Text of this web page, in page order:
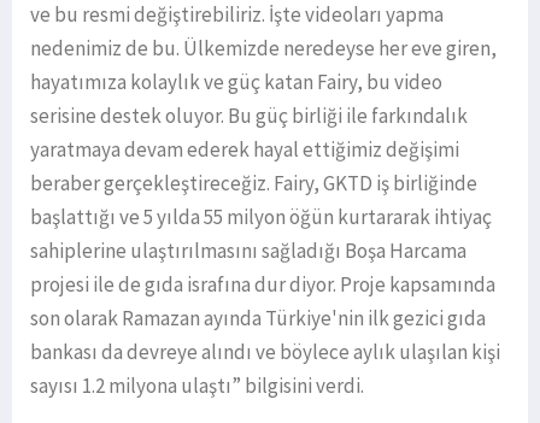
ve bu resmi değiştirebiliriz. İşte videoları yapma
nedenimiz de bu. Ülkemizde neredeyse her eve giren,
hayatımıza kolaylık ve güç katan Fairy, bu video
serisine destek oluyor. Bu güç birliği ile farkındalık
yaratmaya devam ederek hayal ettiğimiz değişimi
beraber gerçekleştireceğiz. Fairy, GKTD iş birliğinde
başlattığı ve 5 yılda 55 milyon öğün kurtararak ihtiyaç
sahiplerine ulaştırılmasını sağladığı Boşa Harcama
projesi ile de gıda israfına dur diyor. Proje kapsamında
son olarak Ramazan ayında Türkiye'nin ilk gezici gıda
bankası da devreye alındı ve böylece aylık ulaşılan kişi
sayısı 1.2 milyona ulaştı” bilgisini verdi.